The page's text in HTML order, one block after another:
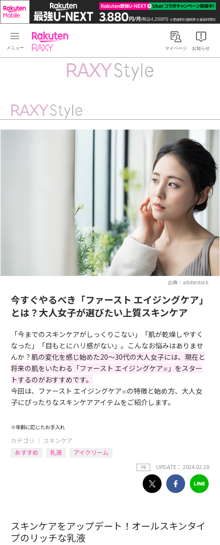
Rakuten RAXYマイページ お知らせ
出典：adobestock
今すぐやるべき「ファースト エイジングケア」
とは？大人女子が選びたい上質スキンケア
「今までのスキンケアがしっくりこない」「肌が乾燥しやすく
なった」「目もとにハリ感がない」。こんなお悩みはありませ
んか？ 肌の変化を感じ始めた20～30代の大人女子には、現在と
将来の肌をいたわる「ファースト エイジングケア※ 」をスター
トするのがおすすめです。
今回は、ファースト エイジングケア※の特徴と始め方、大人女
子にぴったりなスキンケアアイテムをご紹介します。
※年齢に応じたお手入れ
カテゴリ ｜ スキンケア
おすすめ
乳液 アイクリーム
PR UPDATE： 2024.02.28
スキンケアをアップデート！オールスキンタイ
プのリッチな乳液